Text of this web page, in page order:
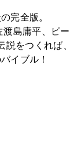
完全版。
島庸平、ピ
をつくれ
イブル！